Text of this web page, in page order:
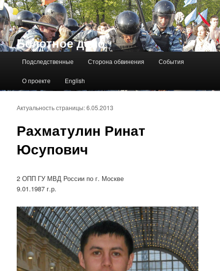
Болотное дело
Подследственные Сторона обвинения События
О проекте English
Рахматулин Ринат
Юсупович
Актуальность страницы: 6.05.2013
2 ОПП ГУ МВД России по г. Москве
9.01.1987 г.р.